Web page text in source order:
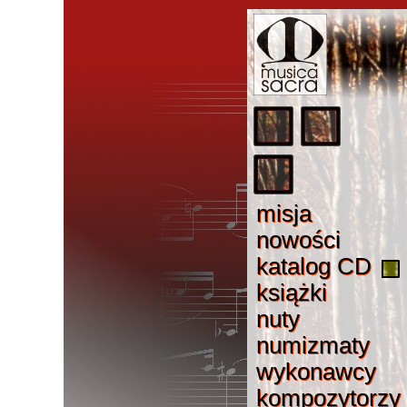
misja
misja
nowości
nowości
katalog CD
katalog CD
książki
książki
nuty
nuty
numizmaty
numizmaty
wykonawcy
wykonawcy
kompozytorzy
kompozytorzy